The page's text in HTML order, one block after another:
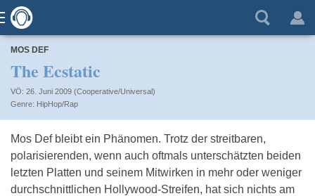
MOS DEF
The Ecstatic
VÖ: 26. Juni 2009 (Cooperative/Universal)
HipHop/Rap
Mos Def bleibt ein Phänomen. Trotz der streitbaren,
polarisierenden, wenn auch oftmals unterschätzten beiden
letzten Platten und seinem Mitwirken in mehr oder weniger
durchschnittlichen Hollywood-Streifen, hat sich nichts am